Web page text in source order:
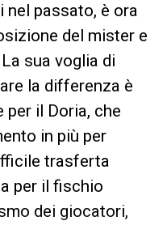
passato, è ora
del mister e
sua voglia di
la differenza è
per il Doria, che
in più per
trasferta
per il fischio
dei giocatori,